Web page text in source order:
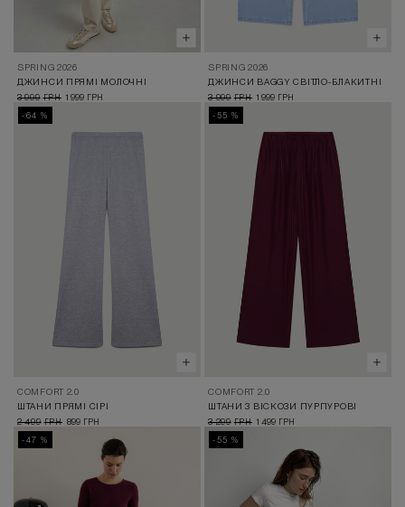
SPRING 2026
ДЖИНСИ ПРЯМІ МОЛОЧНІ
3 999 ГРН 1 999 ГРН
SPRING 2026
ДЖИНСИ BAGGY СВІТЛО-БЛАКИТНІ
3 999 ГРН 1 999 ГРН
-64 %
COMFORT 2.0
ШТАНИ ПРЯМІ СІРІ
2 499 ГРН 899 ГРН
-55 %
COMFORT 2.0
ШТАНИ З ВІСКОЗИ ПУРПУРОВІ
3 299 ГРН 1 499 ГРН
-47 %
-55 %